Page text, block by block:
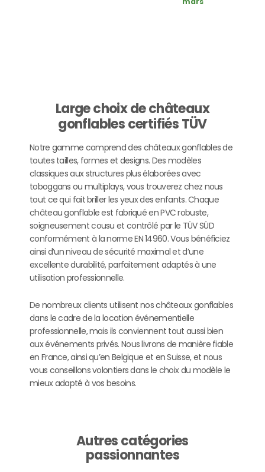
Large choix de châteaux
gonflables certifiés TÜV
Notre gamme comprend des châteaux gonflables de
toutes tailles, formes et designs. Des modèles
classiques aux structures plus élaborées avec
toboggans ou multiplays, vous trouverez chez nous
tout ce qui fait briller les yeux des enfants. Chaque
château gonflable est fabriqué en PVC robuste,
soigneusement cousu et contrôlé par le TÜV SÜD
conformément à la norme EN 14960. Vous bénéficiez
ainsi d’un niveau de sécurité maximal et d’une
excellente durabilité, parfaitement adaptés à une
utilisation professionnelle.
De nombreux clients utilisent nos châteaux gonflables
dans le cadre de la location événementielle
professionnelle, mais ils conviennent tout aussi bien
aux événements privés. Nous livrons de manière fiable
en France, ainsi qu’en Belgique et en Suisse, et nous
vous conseillons volontiers dans le choix du modèle le
mieux adapté à vos besoins.
Autres catégories
passionnantes